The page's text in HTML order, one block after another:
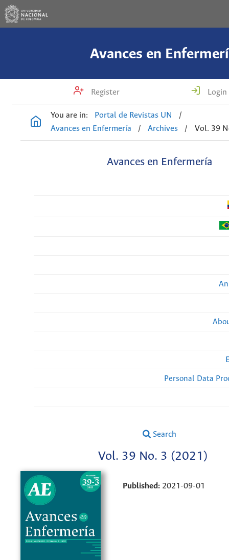
Avances en
Register Login
You are in: Portal de Revistas UN
/
Avances en Enfermería
/ Archives / Vol. 39
Avances en Enfermería
Personal Data
Search
Vol. 39 No. 3 (2021)
Published: 2021-09-01